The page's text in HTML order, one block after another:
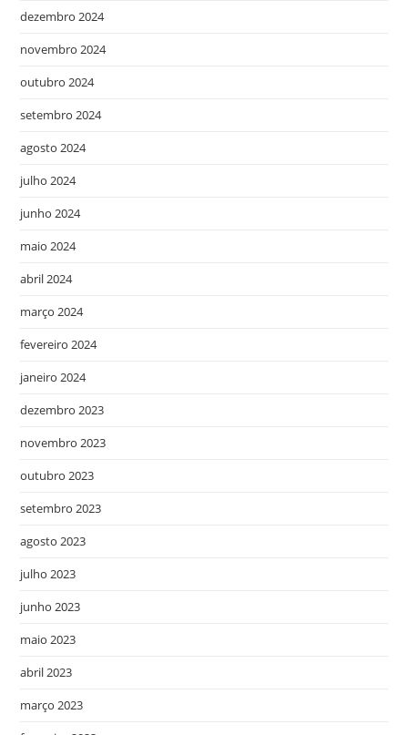
dezembro 2024
novembro 2024
outubro 2024
setembro 2024
agosto 2024
julho 2024
junho 2024
maio 2024
abril 2024
março 2024
fevereiro 2024
janeiro 2024
dezembro 2023
novembro 2023
outubro 2023
setembro 2023
agosto 2023
julho 2023
junho 2023
maio 2023
abril 2023
março 2023